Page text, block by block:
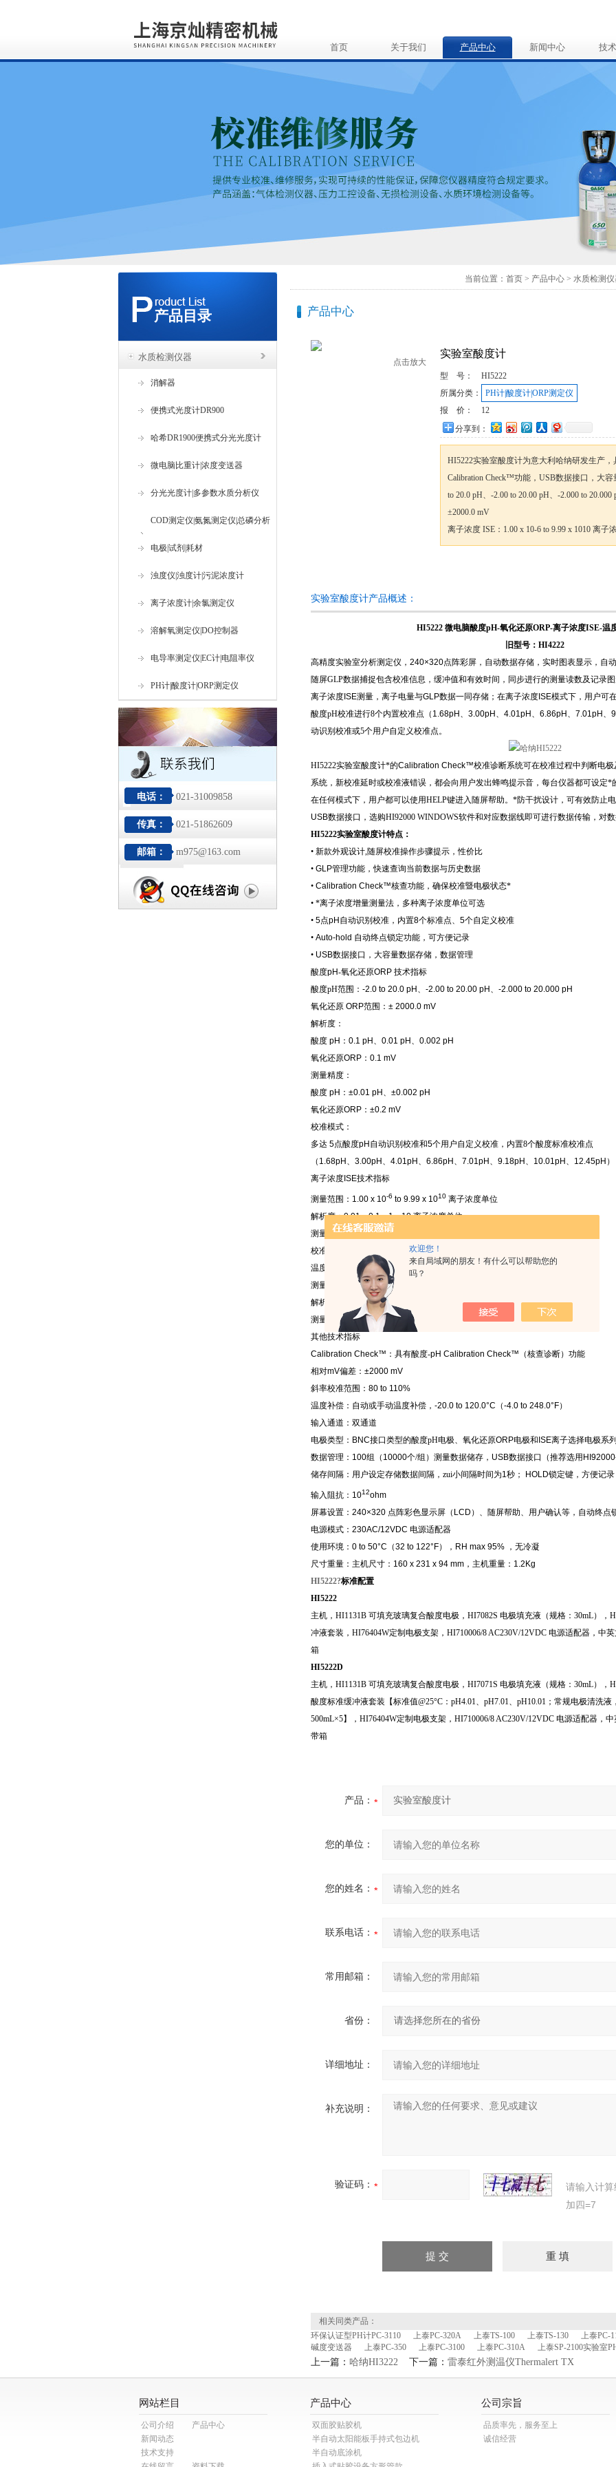
欢迎您！
来自局域网的朋友！有什么可以帮助您的
吗？
首页 关于我们 产品中心 新闻中心 技
产品目录
水质检测仪器
消解器
便携式光度计DR900
哈希DR1900便携式分光光度计
微电脑比重计|浓度变送器
分光光度计|多参数水质分析仪
COD测定仪|氨氮测定仪|总磷分析
仪
电极|试剂|耗材
浊度仪|浊度计|污泥浓度计
离子浓度计|余氯测定仪
溶解氧测定仪|DO控制器
电导率测定仪|EC计|电阻率仪
PH计|酸度计|ORP测定仪
电话： 021-31009858
传真： 021-51862609
邮箱： m975@163.com
当前位置： 首页 > 产品中心 > 水质检测仪
产品中心
点击放大
实验室酸度计
型 号：
HI5222
所属分类：
PH计|酸度计|ORP测定仪
报 价：
12
分享到：
HI5222实验室酸度计为意大利哈纳研发生产，
Calibration Check™功能，USB数据接口，大
to 20.0 pH、-2.00 to 20.00 pH、-2.000 to 20.000
±2000.0 mV
离子浓度 ISE：1.00 x 10-6 to 9.99 x 1010 离子
实验室酸度计产品概述：
HI5222 微电脑酸度pH-氧化还原ORP-离子浓度ISE-温
旧型号：HI4222
高精度实验室分析测定仪， 240×320点阵彩屏，自动数据存储，实时图表显示，自
随屏GLP数据捕捉包含校准信息，缓冲值和有效时间，同步进行的测量读数及记录图
离子浓度 ISE测量，离子电量与GLP数据一同存储；在离子浓度 ISE模式下，用户可
酸度pH校准进行8个内置校准点（ 1.68pH 、 3.00pH 、 4.01pH 、 6.86pH 、 7.01pH 、
动识别校准或5个用户自定义校准点。
HI5222实验室酸度计*的Calibration Check™校准诊断系统可在校准过程中判断电
系统，新校准延时或校准液错误，都会向用户发出蜂鸣提示音，每台仪器都可设定*
在任何模式下，用户都可以使用HELP键进入随屏帮助。*防干扰设计，可有效防止
USB数据接口，选购HI92000 WINDOWS软件和对应数据线即可进行数据传输，对
HI5222实验室酸度计特点：
• 新款外观设计,随屏校准操作步骤提示，性价比
• GLP管理功能，快速查询当前数据与历史数据
• Calibration Check™核查功能，确保校准暨电极状态*
• *离子浓度增量测量法，多种离子浓度单位可选
• 5点pH 自动识别校准，内置8个标准点、 5个自定义校准
• Auto-hold 自动终点锁定功能，可方便记录
• USB数据接口，大容量数据存储，数据管理
酸度pH-氧化还原ORP 技术指标
酸度pH范围： -2.0 to 20.0 pH 、 -2.00 to 20.00 pH 、 -2.000 to 20.000 pH
氧化还原 ORP范围： ± 2000.0 mV
解析度：
酸度 pH ： 0.1 pH 、 0.01 pH 、 0.002 pH
氧化还原ORP ： 0.1 mV
测量精度：
酸度 pH ： ±0.01 pH 、 ±0.002 pH
氧化还原ORP ： ±0.2 mV
校准模式：
多达 5点酸度pH 自动识别校准和5个用户自定义校准，内置8个酸度标准校准点
（ 1.68pH 、 3.00pH 、 4.01pH 、 6.86pH 、 7.01pH 、 9.18pH 、 10.01pH 、 12.45pH ）
离子浓度 ISE技术指标
测量范围： 1.00 x 10-6 to 9.99 x 1010 离子浓度单位
解析度：0.01、0.1、1、10离子浓度单位
测量精度：读数± 0.5%
校准模式：
点自动识别校准和5个自定义校准点，内置
温度技术指标
测量范围：
-20.0 to 120.0°C
解析度：
0.1°C、0.1°F
测量精度： ± 0.2°C、 ± 0.4°F （忽略探头误差）
其他技术指标
Calibration Check™ ： 具有酸度-pH Calibration Check™ （核查诊断）功能
相对mV偏差 ： ±2000 mV
斜率校准范围： 80 to 110%
温度补偿：自动或手动温度补偿， -20.0 to 120.0°C （-4.0 to 248.0°F）
输入通道：双通道
电极类型： BNC接口类型的酸度pH电极、氧化还原ORP电极和 ISE离子选择电极系列
数据管理： 100组（ 10000个/组）测量数据储存， USB数据接口（推荐选用
储存间隔：用户设定存储数据间隔，zui小间隔时间为1秒； HOLD锁定键，方便记录
输入阻抗： 1012ohm
屏幕设置： 240×320 点阵彩色显示屏（ LCD ）、随屏帮助、用户确认等，自动终点
电源模式： 230AC/12VDC 电源适配器
使用环境： 0 to 50°C （32 to 122°F）， RH max 95% ， 无冷凝
尺寸重量：主机尺寸： 160 x 231 x 94 mm ，主机重量： 1.2Kg
HI5222?标准配置
HI5222
主机，HI1131B 可填充玻璃复合酸度电极，HI7082S 电极填充液（规格：30mL），
冲液套装，HI76404W定制电极支架，HI710006/8 AC230V/12VDC 电源适配器，中
箱
HI5222D
主机，HI1131B 可填充玻璃复合酸度电极，HI7071S 电极填充液（规格：30mL），
酸度标准缓冲液套装【标准值@25°C：pH4.01、pH7.01、pH10.01；常规电极清洗液
500mL×5】，HI76404W定制电极支架，HI710006/8 AC230V/12VDC 电源适配器，
带箱
产品：
您的单位：
您的姓名：
联系电话：
常用邮箱：
省份：
详细地址：
补充说明：
验证码：
请输入计
加四=7
相关同类产品：
环保认证型PH计PC-3110
上泰PC-320A 上泰TS-100 上泰TS-130 上泰PC-
碱度变送器
上泰PC-350 上泰PC-3100 上泰PC-310A 上泰SP-2100实验室
上一篇： 哈纳HI3222 下一篇： 雷泰红外测温仪Thermalert TX
网站栏目
公司介绍
产品中心
新闻动态
技术支持
产品中心
双面胶贴胶机
半自动太阳能板手持式包边机
半自动底涂机
公司宗旨
品质率先，服务至上
诚信经营